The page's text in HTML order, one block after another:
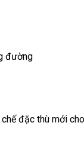
đường
đặc thù mới